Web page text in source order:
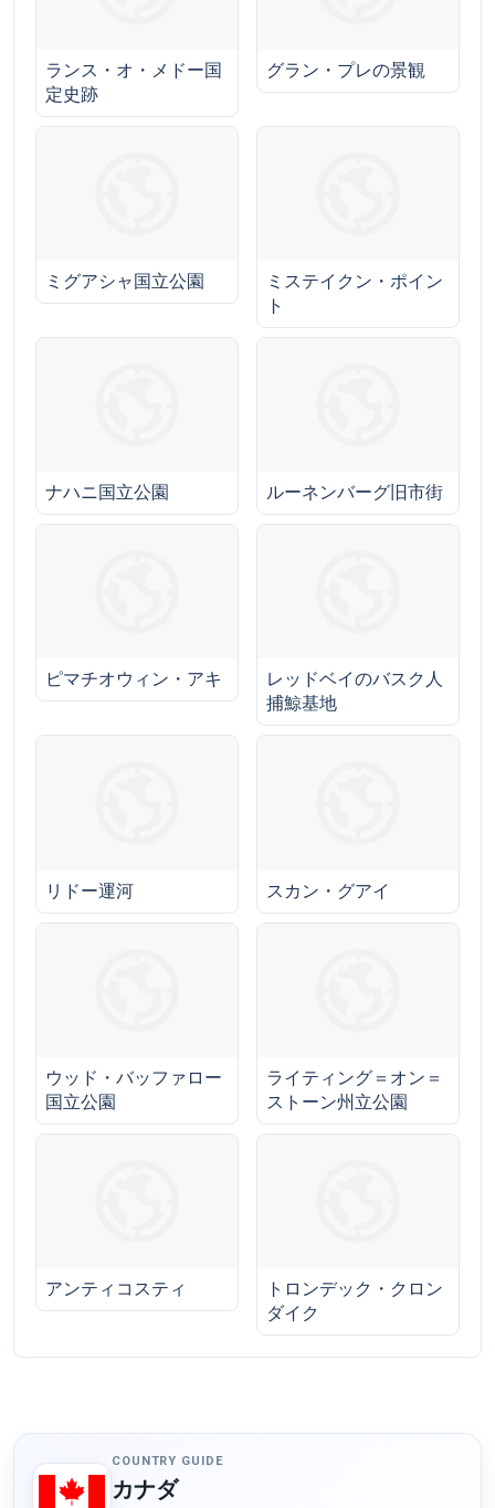
ランス・オ・メドー国
定史跡
グラン・プレの景観
ミグアシャ国立公園
ミステイクン・ポイン
ト
ナハニ国立公園 ルーネンバーグ旧市街
ピマチオウィン・アキ
レッドベイのバスク人
捕鯨基地
リドー運河 スカン・グアイ
ウッド・バッファロー
国立公園
ライティング＝オン＝
ストーン州立公園
アンティコスティ
トロンデック・クロン
ダイク
COUNTRY GUIDE
カナダ